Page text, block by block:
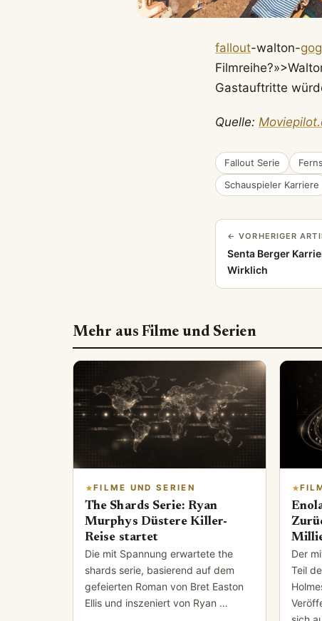
fallout-walton-
Gastauftritte
Quelle:
Fallout Serie
Schauspieler Karriere
← VORHERIGER
Senta Berger
Wirklich
Mehr aus Filme und Serien
FILME UND SERIEN
The Shards Serie: Ryan
Murphys Düstere Killer-
Reise startet
Die mit Spannung erwartete the
shards serie, basierend auf dem
gefeierten Roman von Bret Easton
Ellis und inszeniert von Ryan …
Der
Teil